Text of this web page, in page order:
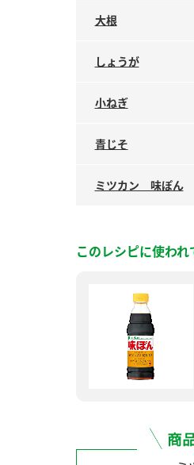
大根
しょうが
小ねぎ
青じそ
ミツカン 味ぽん
このレシピに使われ